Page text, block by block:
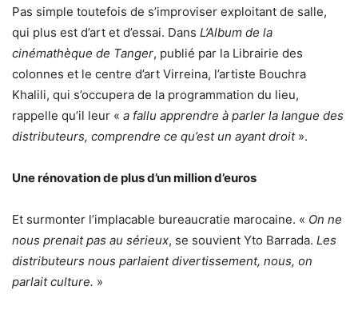
Pas simple toutefois de s’improviser exploitant de salle,
qui plus est d’art et d’essai. Dans L’Album de la
cinémathèque de Tanger, publié par la Librairie des
colonnes et le centre d’art Virreina, l’artiste Bouchra
Khalili, qui s’occupera de la programmation du lieu,
rappelle qu’il leur « a fallu apprendre à parler la langue des
distributeurs, comprendre ce qu’est un ayant droit ».
Une rénovation de plus d’un million d’euros
Et surmonter l’implacable bureaucratie marocaine. « On ne
nous prenait pas au sérieux, se souvient Yto Barrada. Les
distributeurs nous parlaient divertissement, nous, on
parlait culture. »